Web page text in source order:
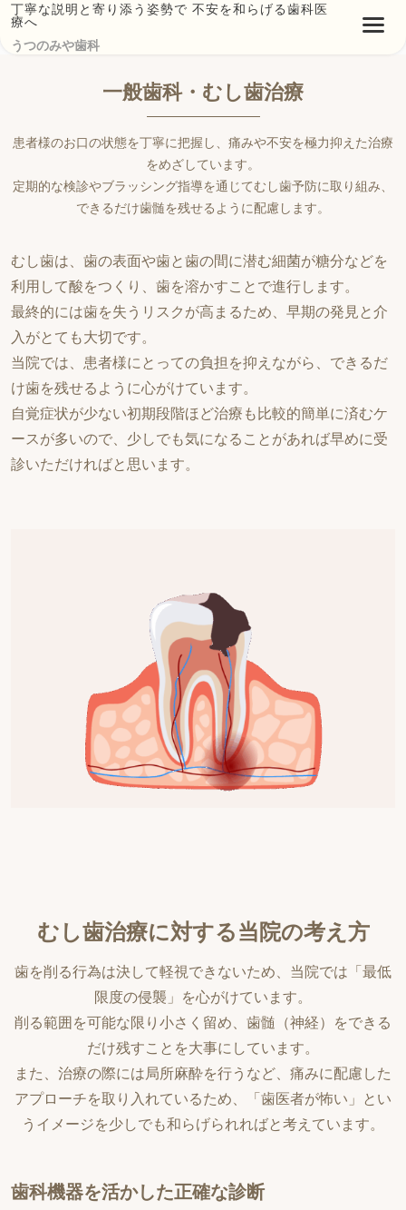
丁寧な説明と寄り添う姿勢で 不安を和らげる歯科医
療へ
うつのみや歯科
一般歯科・むし歯治療
患者様のお口の状態を丁寧に把握し、痛みや不安を極力抑えた治療
をめざしています。
定期的な検診やブラッシング指導を通じてむし歯予防に取り組み、
できるだけ歯髄を残せるように配慮します。
むし歯は、歯の表面や歯と歯の間に潜む細菌が糖分などを
利用して酸をつくり、歯を溶かすことで進行します。
最終的には歯を失うリスクが高まるため、早期の発見と介
入がとても大切です。
当院では、患者様にとっての負担を抑えながら、できるだ
け歯を残せるように心がけています。
自覚症状が少ない初期段階ほど治療も比較的簡単に済むケ
ースが多いので、少しでも気になることがあれば早めに受
診いただければと思います。
むし歯治療に対する当院の考え方
歯を削る行為は決して軽視できないため、当院では「最低
限度の侵襲」を心がけています。
削る範囲を可能な限り小さく留め、歯髄（神経）をできる
だけ残すことを大事にしています。
また、治療の際には局所麻酔を行うなど、痛みに配慮した
アプローチを取り入れているため、「歯医者が怖い」とい
うイメージを少しでも和らげられればと考えています。
歯科機器を活かした正確な診断